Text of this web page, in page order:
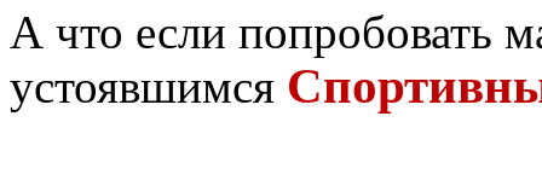
А что если попробовать
устоявшимся